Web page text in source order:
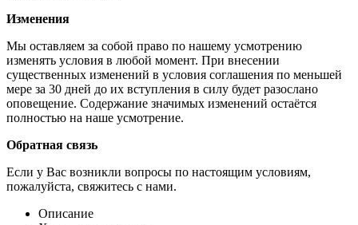
Изменения
Мы оставляем за собой право по нашему усмотрению
изменять условия в любой момент. При внесении
существенных изменений в условия соглашения по меньшей
мере за 30 дней до их вступления в силу будет разослано
оповещение. Содержание значимых изменений остаётся
полностью на наше усмотрение.
Обратная связь
Если у Вас возникли вопросы по настоящим условиям,
пожалуйста, свяжитесь с нами.
Описание